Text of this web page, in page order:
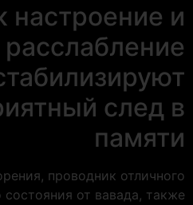
настроение и
расслабление
след в
памяти
проводник отличного
от вавада, также